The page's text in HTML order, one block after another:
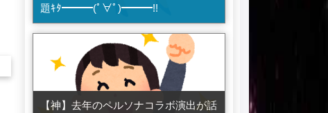
題ｷﾀ━━━(ﾟ∀ﾟ)━━━!!
【神】去年のペルソナコラボ演出が話